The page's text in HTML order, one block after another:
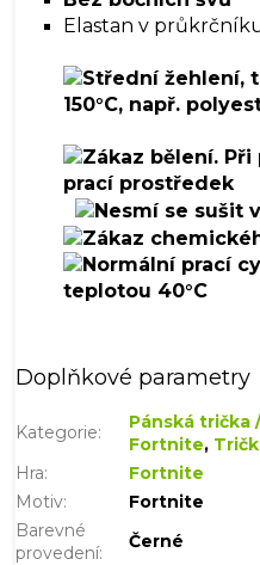
Elastan v
Doplňkové parametry
Kategorie: Pánská trička
Fortnite,
Hra:
Fortnite
Motiv:
Fortnite
Barevné
provedení:
Černé